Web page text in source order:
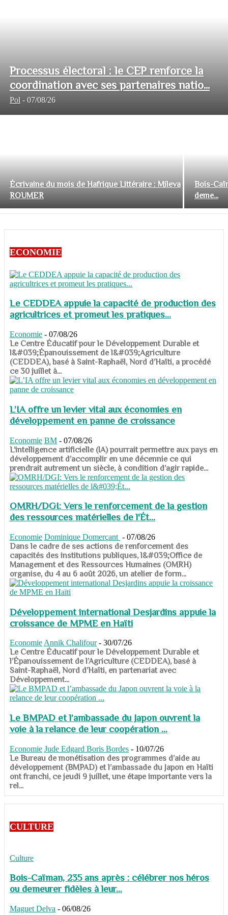
Processus électoral : le CEP renforce la
coordination avec ses partenaires natio...
Pol - 07/08/26
Écrivaine du mois de Hafrique Littéraire : Mileva
ROUMER
Bois-
deme...
ECONOMIE
Le CEDDEA appuie la capacité de production des
agricultrices et promeut les pratiques...
Economie - 07/08/26
​​​​​​​Le Centre Éducatif pour le Développement Durable et
l&#039;Épanouissement de l&#039;Agriculture
(CEDDEA), basé à Saint-Raphaël, Nord d’Haïti, a procédé
ce 30 juillet à...
L’IA offre un levier vital aux économies en
développement en panne de croissance
Economie BM - 07/08/26
​​​​​​​L’intelligence artificielle (IA) pourrait permettre aux pays en
développement d’accomplir en une décennie ce qui
prendrait autrement un siècle, à condition d’agir rapide...
OMRH/DGI: Vers le renforcement de la gestion
des ressources matérielles de l'Ét...
Economie Dominique Domerçant - 07/08/26
Dans le cadre de ses actions de renforcement des
capacités des institutions publiques, l&#039;Office de
Management et des Ressources Humaines (OMRH)
organise, du 4 au 6 août 2026, un atelier de form...
Développement international Desjardins appuie la
croissance de MPME en Haïti
Economie Annik Chalifour - 30/07/26
​​​​​​​Le Centre Éducatif pour le Développement Durable et
l’Épanouissement de l’Agriculture (CEDDEA), basé à
Saint-Raphaël, Nord d’Haïti, en partenariat avec
Développement...
Le BMPAD et l’ambassade du Japon ouvrent la
voie à la relance de leur coopération ...
Economie Jude Edgard Boris Bordes - 10/07/26
​​​​​​​Le Bureau de monétisation des programmes d’aide au
développement (BMPAD) et l’ambassade du Japon en Haïti
ont franchi, ce jeudi 9 juillet, une étape importante vers la
rel...
CULTURE
Culture
Bois-Caïman, 235 ans après : célébrer nos héros
ou demeurer fidèles à leur...
Maguet Delva - 06/08/26